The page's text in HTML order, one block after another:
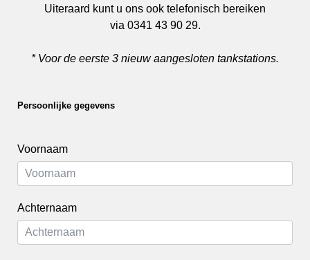
Uiteraard kunt u ons ook telefonisch bereiken
via 0341 43 90 29.
* Voor de eerste 3 nieuw aangesloten tankstations.
Persoonlijke gegevens
Voornaam
Achternaam